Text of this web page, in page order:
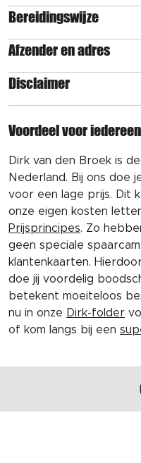
Bereidingswijze
Afzender en adres
Disclaimer
Voordeel voor iedereen
Dirk van den Broek is
Nederland. Bij ons doe
voor een lage prijs. Dit
onze eigen kosten
Prijsprincipes. Zo
geen speciale
klantenkaarten.
doe jij voordelig
betekent moeiteloos
nu in onze Dirk-folder
of kom langs bij een